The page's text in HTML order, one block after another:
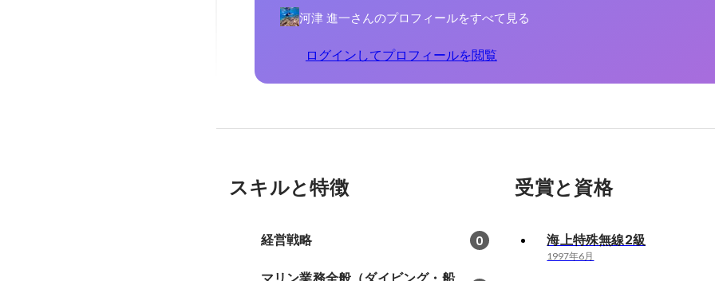
河津 進一さんのプロフィールをすべて見る
ログインしてプロフィールを閲覧
スキルと特徴
経営戦略 0
受賞と資格
海上特殊無線2級
1997年6月